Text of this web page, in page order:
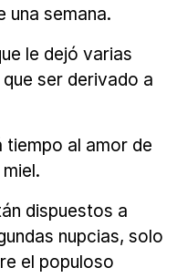
una semana.
le dejó varias
ser derivado a
tiempo al amor de
dispuestos a
nupcias, solo
el populoso